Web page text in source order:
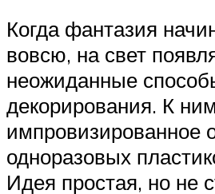
Когда фантазия
вовсю, на свет
неожиданные
декорирования. К
импровизированное
одноразовых
Идея простая, но не